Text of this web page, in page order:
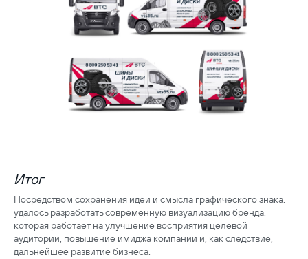
Итог
Посредством сохранения идеи и смысла графического знака,
удалось разработать современную визуализацию бренда,
которая работает на улучшение восприятия целевой
аудитории, повышение имиджа компании и, как следствие,
дальнейшее развитие бизнеса.